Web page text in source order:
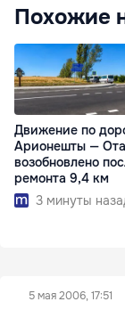
Похожие
Движение по
Арионешты —
возобновлено
ремонта 9,4 км
3 минуты
5 мая 2006, 17:51